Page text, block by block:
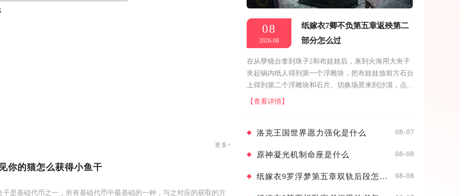
更多+
你的猫怎么获得小鱼干
干是基础代币之一，所有基础代币中最基础的一种，与之对应的获取的方
08
2026-08
纸嫁衣7卿不负第五章返殃第二
部分怎么过
在从孽镜台拿到珠子2和布娃娃后，来到火海用大夹子
夹起锅内纸人得到第一个浮雕块，把布娃娃放前方石台
上得到第二个浮雕块和石片。切换场景来到沙漠，点击
左侧的石壁，把石片放上去完成记忆小游戏，进入到洞
【查看详情】
洛克王国世界愿力强化是什么 08-07
原神凝光机制命座是什么 08-08
纸嫁衣9罗浮梦第五章双轨后段怎么通关 08-08